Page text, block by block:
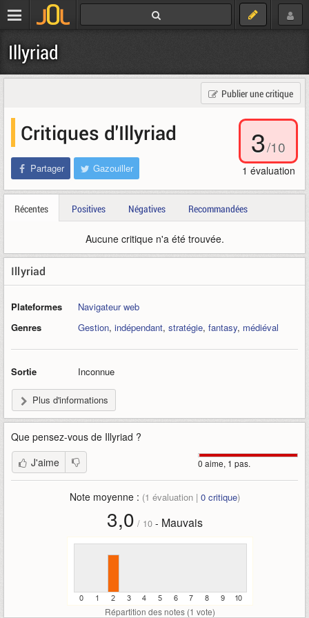
Illyriad
Publier une critique
3/10
1 évaluation
Critiques d'Illyriad
Partager Gazouiller
Récentes Positives Négatives Recommandées
Aucune critique n'a été trouvée.
Illyriad
Plateformes
Navigateur web
Genres
Gestion, indépendant, stratégie, fantasy, médiéval
Sortie Inconnue
Plus d'informations
Que pensez-vous de Illyriad ?
0 aime, 1 pas.
J'aime
Note moyenne : (1 évaluation | 0critique)
3,0 / 10- Mauvais
Répartition des notes (1 vote)